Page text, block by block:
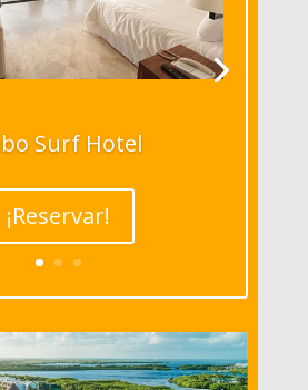
Surf Hotel
¡Reservar!